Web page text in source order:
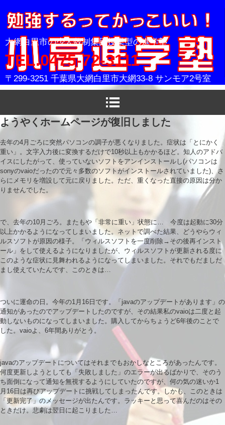
小高進学塾
大網白里市の少人数制集団授業型の進学塾
TEL.0475-72-3111
〒299-3251 千葉県大網白里市大網33-8 サンモア2号室
ようやくホームページが復旧しました
去年の4月ごろに突然パソコンの調子が悪くなりました。症状は「とにかく
重い」。文字入力後に変換するだけで10秒以上もかかるほど。知人のアドバ
イスにしたがって、使っていないソフトをアンインストールし(パソコンは
sonyのvaioだったので元々多数のソフトがインストールされていました)、さ
らにメモリを増設して元に戻りました。ただ、重くなった直接の原因は分か
りませんでした。
で、去年の10月ごろ。またもや「非常に重い」状態に… 今度は起動に30分
以上かかるようになってしまいました。ネットで調べた結果、どうやらウィ
ルスソフトが原因の様子。「ウィルスソフトを一度削除→その後再インスト
ール」をして使えるようになりましたが、ウィルスソフトが更新される度に
このような症状に見舞われるようになってしまいました。それでもだましだ
まし使えていたんです、このときは…
ついに運命の日。今年の1月16日です。「javaのアップデートがあります」の
通知があったのでアップデートしたのですが、その結果私のvaioは二度と起
動しないものになってしまいました。購入してからちょうど6年後のことで
した。vaioよ、6年間ありがとう。
javaのアップデートについてはそれまでもおかしなところがあったんです。
何度更新しようとしても「失敗しました」のエラーが出るばかりで、そのう
ち面倒になって通知を無視するようにしていたのですが、何の気の迷いか1
月16日は再びアップデートに挑戦してしまったんです。しかも、このときは
「更新完了」のメッセージが出たんです。ラッキーと思って喜んだのはその
ときだけ。悲劇は翌日に起こりました…